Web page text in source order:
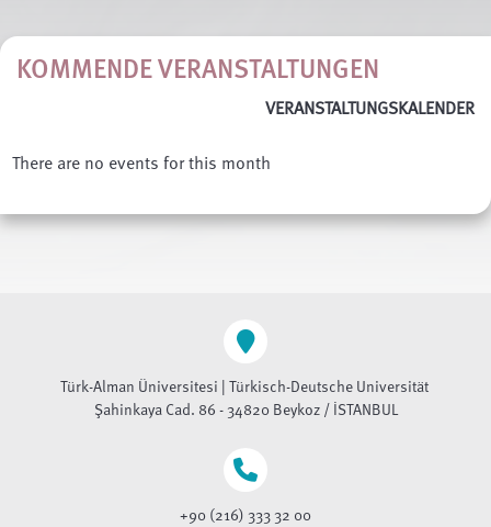
KOMMENDE VERANSTALTUNGEN
VERANSTALTUNGSKALENDER
There are no events for this month
Türk-Alman Üniversitesi | Türkisch-Deutsche Universität
Şahinkaya Cad. 86 - 34820 Beykoz / İSTANBUL
+90 (216) 333 32 00